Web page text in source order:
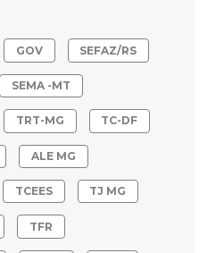
GOV SEFAZ/RS
SEMA -MT
TRT-MG TC-DF
ALE MG
TCEES TJ MG
TFR